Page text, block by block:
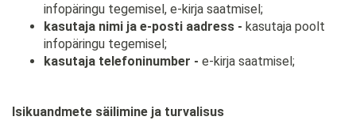
infopäringu tegemisel, e-kirja saatmisel;
kasutaja nimi ja e-posti aadress - kasutaja poolt
infopäringu tegemisel;
kasutaja telefoninumber - e-kirja saatmisel;
Isikuandmete säilimine ja turvalisus